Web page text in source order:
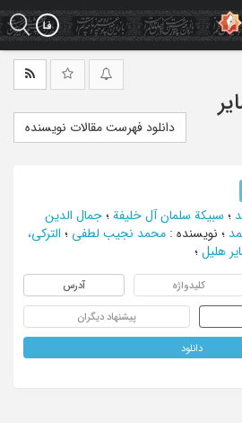
دانلود فهرست مقالات نویسنده
؛ سبیکة سلمان آل خلیفة ؛ جمال الدین
؛ نویسنده : محمد نجیب لطفی ؛ الترکی،
هلیل ؛
کلیدواژه آدرس
پیشنهاد دیگران
دانلود